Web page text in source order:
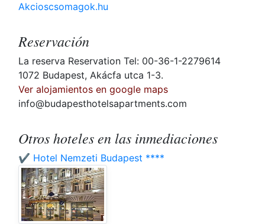
Akcioscsomagok.hu
Reservación
La reserva Reservation Tel: 00-36-1-2279614
1072 Budapest, Akácfa utca 1-3.
Ver alojamientos en google maps
info@budapesthotelsapartments.com
Otros hoteles en las inmediaciones
✔️ Hotel Nemzeti Budapest ****